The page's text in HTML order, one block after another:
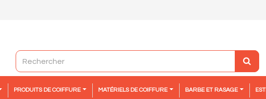
PRODUITS DE COIFFURE MATÉRIELS DE COIFFURE BARBE ET RASAGE